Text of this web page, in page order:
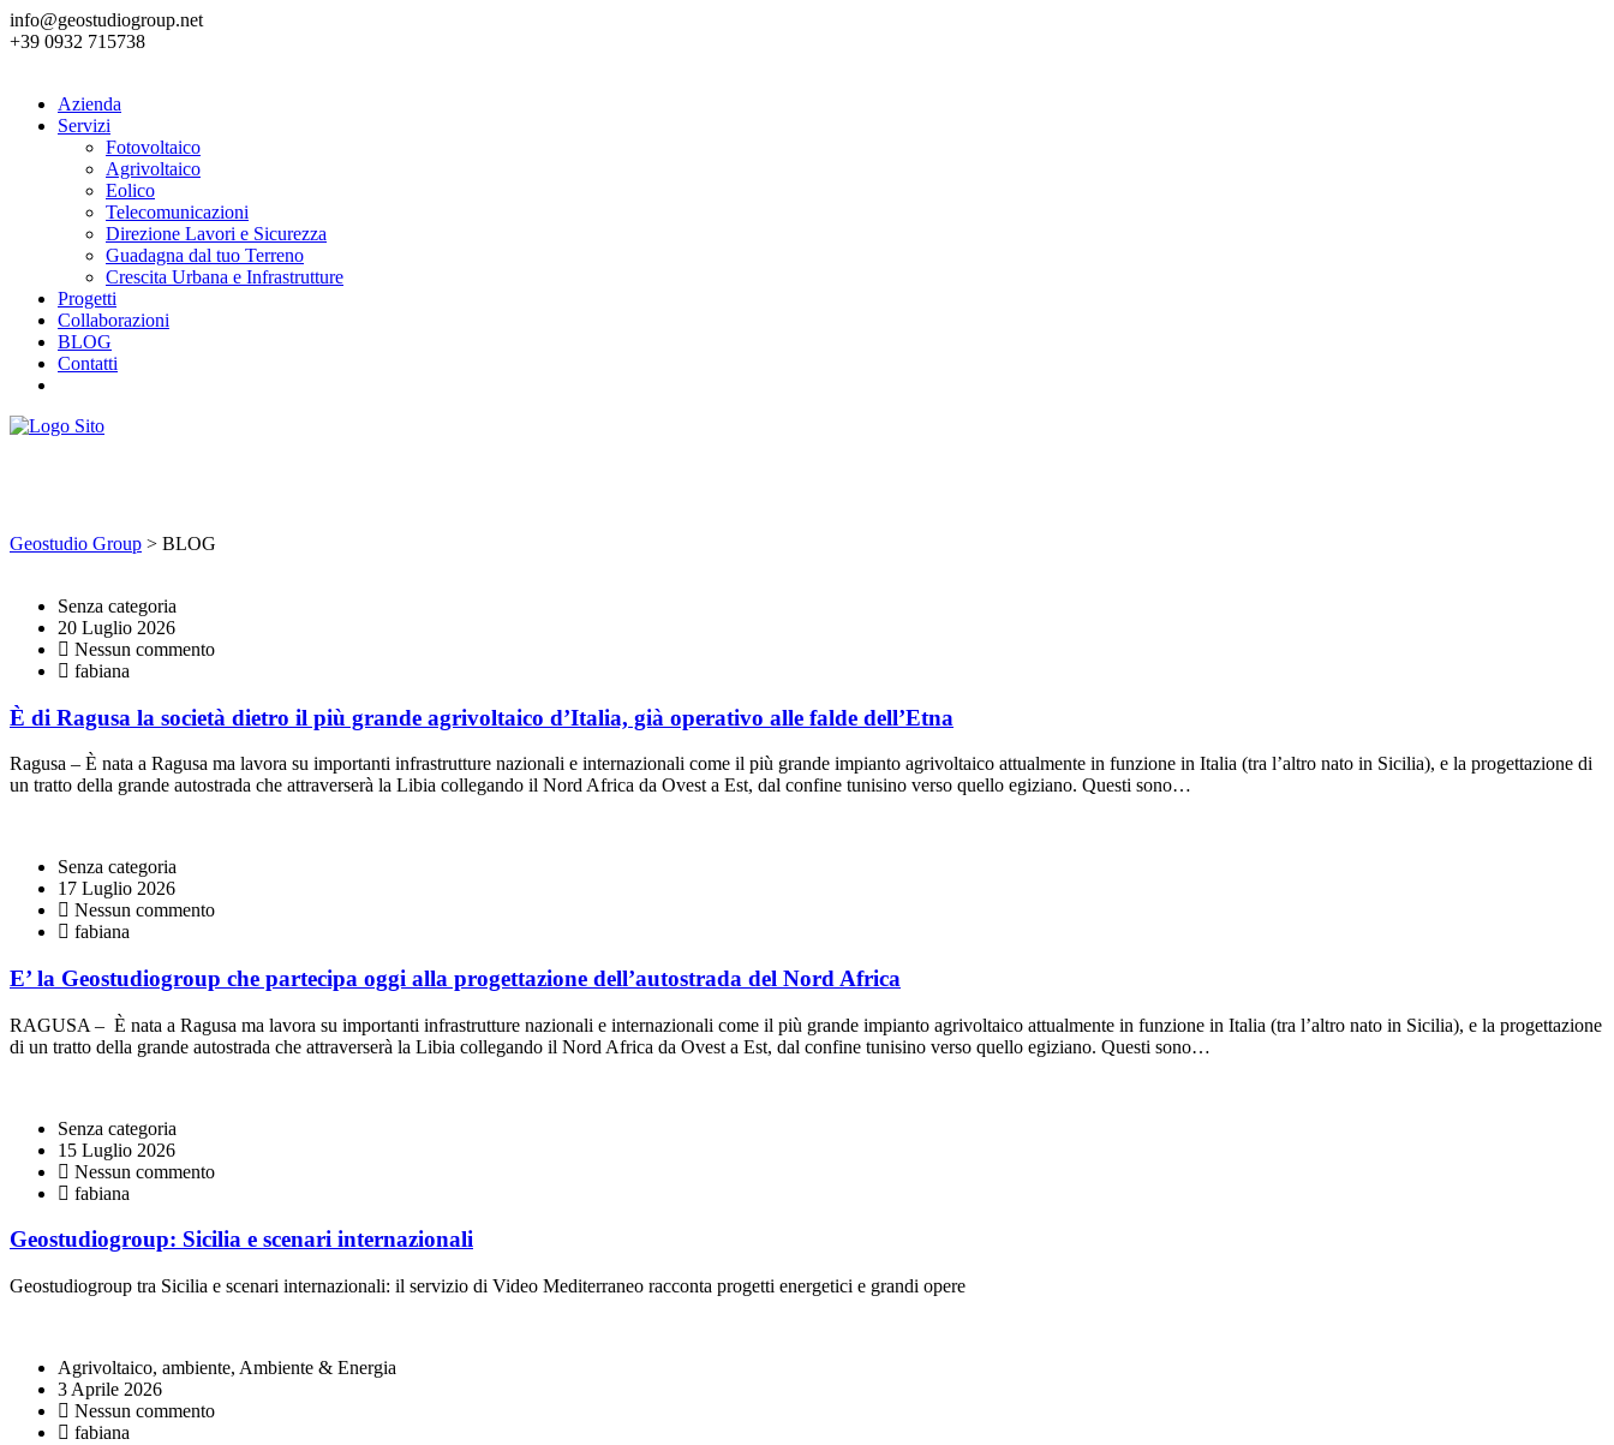
info@geostudiogroup.net
+39 0932 715738
Azienda
Servizi
Fotovoltaico
Agrivoltaico
Eolico
Telecomunicazioni
Direzione Lavori e Sicurezza
Guadagna dal tuo Terreno
Crescita Urbana e Infrastrutture
Progetti
Collaborazioni
BLOG
Contatti
Geostudio Group > BLOG
Senza categoria
20 Luglio 2026
Nessun commento
fabiana
È di Ragusa la società dietro il più grande agrivoltaico d’Italia, già operativo alle falde dell’Etna
Ragusa – È nata a Ragusa ma lavora su importanti infrastrutture nazionali e internazionali come il più grande impianto agrivoltaico attualmente in funzione in Italia (tra l’altro nato in Sicilia), e la progettazione di
un tratto della grande autostrada che attraverserà la Libia collegando il Nord Africa da Ovest a Est, dal confine tunisino verso quello egiziano. Questi sono…
Senza categoria
17 Luglio 2026
Nessun commento
fabiana
E’ la Geostudiogroup che partecipa oggi alla progettazione dell’autostrada del Nord Africa
RAGUSA – È nata a Ragusa ma lavora su importanti infrastrutture nazionali e internazionali come il più grande impianto agrivoltaico attualmente in funzione in Italia (tra l’altro nato in Sicilia), e la progettazione
di un tratto della grande autostrada che attraverserà la Libia collegando il Nord Africa da Ovest a Est, dal confine tunisino verso quello egiziano. Questi sono…
Senza categoria
15 Luglio 2026
Nessun commento
fabiana
Geostudiogroup: Sicilia e scenari internazionali
Geostudiogroup tra Sicilia e scenari internazionali: il servizio di Video Mediterraneo racconta progetti energetici e grandi opere
Agrivoltaico, ambiente, Ambiente & Energia
3 Aprile 2026
Nessun commento
fabiana